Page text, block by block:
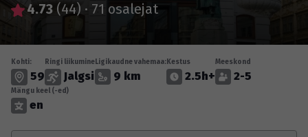
4.73 (44) · 71 osalejat
Kohti:
59
Ringi liikumine
Jalgsi
Ligikaudne vahemaa:
9 km
Kestus
2.5h+
Meeskond
2-5
Mängu keel (-ed)
en